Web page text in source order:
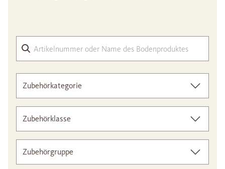
Zubehörkategorie
Zubehörklasse
Zubehörgruppe